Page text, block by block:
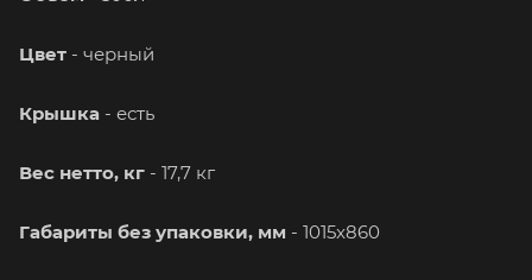
Цвет - черный
Крышка - есть
Вес нетто, кг - 17,7 кг
Габариты без упаковки, мм - 1015x860